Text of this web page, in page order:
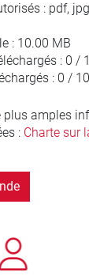
: pdf,
: 10.00 MB
: 0 /
: 0 /
plus amples
: Charte sur